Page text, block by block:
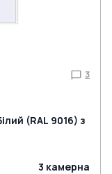
3
(RAL 9016) з
3 камерна